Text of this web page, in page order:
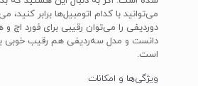
می‌توانید با کدام اتومبیل‌ها برابر
دوردیفی را می‌توان رقیبی برای فورد اج و
دانست و مدل سه‌ردیفی هم رقیب خوبی
است.
ویژگی‌ها و امکانات